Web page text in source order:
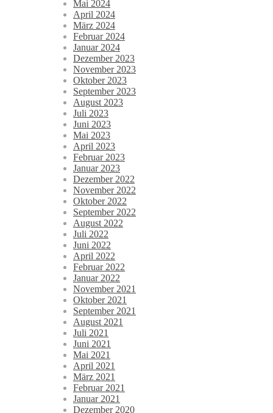
Mai 2024
April 2024
März 2024
Februar 2024
Januar 2024
Dezember 2023
November 2023
Oktober 2023
September 2023
August 2023
Juli 2023
Juni 2023
Mai 2023
April 2023
Februar 2023
Januar 2023
Dezember 2022
November 2022
Oktober 2022
September 2022
August 2022
Juli 2022
Juni 2022
April 2022
Februar 2022
Januar 2022
November 2021
Oktober 2021
September 2021
August 2021
Juli 2021
Juni 2021
Mai 2021
April 2021
März 2021
Februar 2021
Januar 2021
Dezember 2020